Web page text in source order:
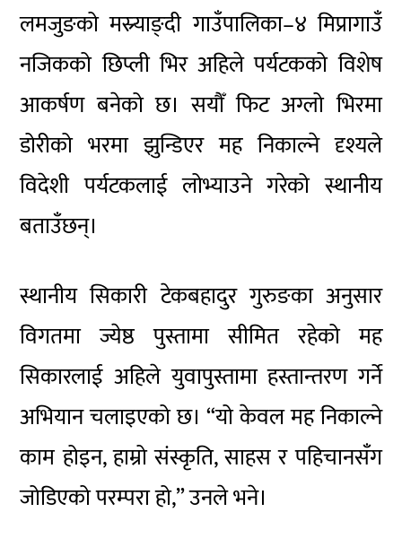
लमजुङको मस्र्याङ्दी गाउँपालिका–४ मिप्रागाउँ
नजिकको छिप्ली भिर अहिले पर्यटकको विशेष
आकर्षण बनेको छ। सयौँ फिट अग्लो भिरमा
डोरीको भरमा झुन्डिएर मह निकाल्ने दृश्यले
विदेशी पर्यटकलाई लोभ्याउने गरेको स्थानीय
बताउँछन्।
स्थानीय सिकारी टेकबहादुर गुरुङका अनुसार
विगतमा ज्येष्ठ पुस्तामा सीमित रहेको मह
सिकारलाई अहिले युवापुस्तामा हस्तान्तरण गर्ने
अभियान चलाइएको छ। “यो केवल मह निकाल्ने
काम होइन, हाम्रो संस्कृति, साहस र पहिचानसँग
जोडिएको परम्परा हो,” उनले भने।